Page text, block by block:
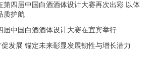
第四届中国白酒酒体设计大赛再次出彩 以体
质护航
届中国白酒酒体设计大赛在宜宾举行
促发展 锚定未来彰显发展韧性与增长潜力